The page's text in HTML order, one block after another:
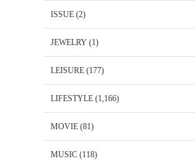
ISSUE (2)
JEWELRY (1)
LEISURE (177)
LIFESTYLE (1,166)
MOVIE (81)
MUSIC (118)